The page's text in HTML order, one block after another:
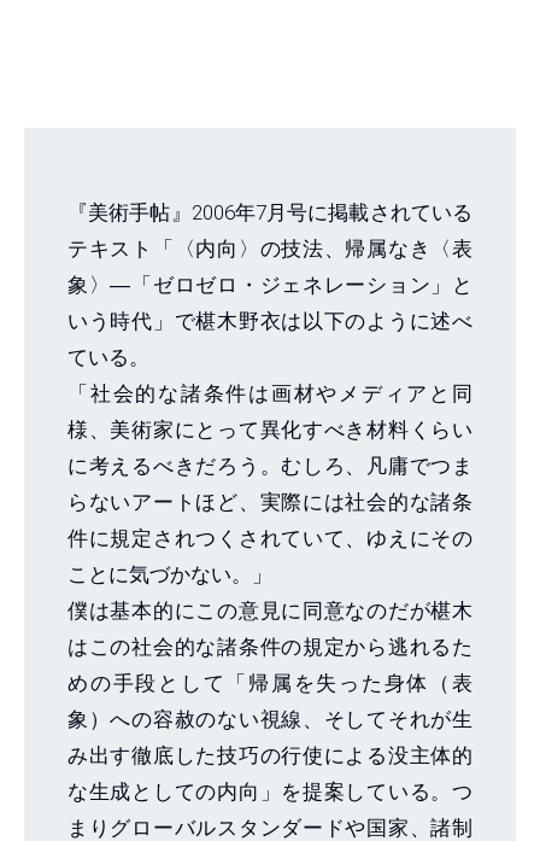
『美術手帖』2006年7月号に掲載されている
テキスト「〈内向〉の技法、帰属なき〈表
象〉―「ゼロゼロ・ジェネレーション」と
いう時代」で椹木野衣は以下のように述べ
ている。
「社会的な諸条件は画材やメディアと同
様、美術家にとって異化すべき材料くらい
に考えるべきだろう。むしろ、凡庸でつま
らないアートほど、実際には社会的な諸条
件に規定されつくされていて、ゆえにその
ことに気づかない。」
僕は基本的にこの意見に同意なのだが椹木
はこの社会的な諸条件の規定から逃れるた
めの手段として「帰属を失った身体（表
象）への容赦のない視線、そしてそれが生
み出す徹底した技巧の行使による没主体的
な生成としての内向」を提案している。つ
まりグローバルスタンダードや国家、諸制